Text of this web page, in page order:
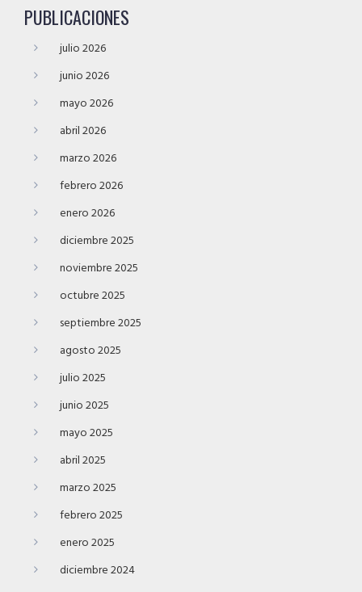
PUBLICACIONES
julio 2026
junio 2026
mayo 2026
abril 2026
marzo 2026
febrero 2026
enero 2026
diciembre 2025
noviembre 2025
octubre 2025
septiembre 2025
agosto 2025
julio 2025
junio 2025
mayo 2025
abril 2025
marzo 2025
febrero 2025
enero 2025
diciembre 2024